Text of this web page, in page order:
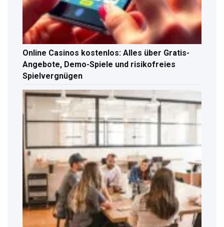
Online Casinos kostenlos: Alles über Gratis-
Angebote, Demo-Spiele und risikofreies
Spielvergnügen